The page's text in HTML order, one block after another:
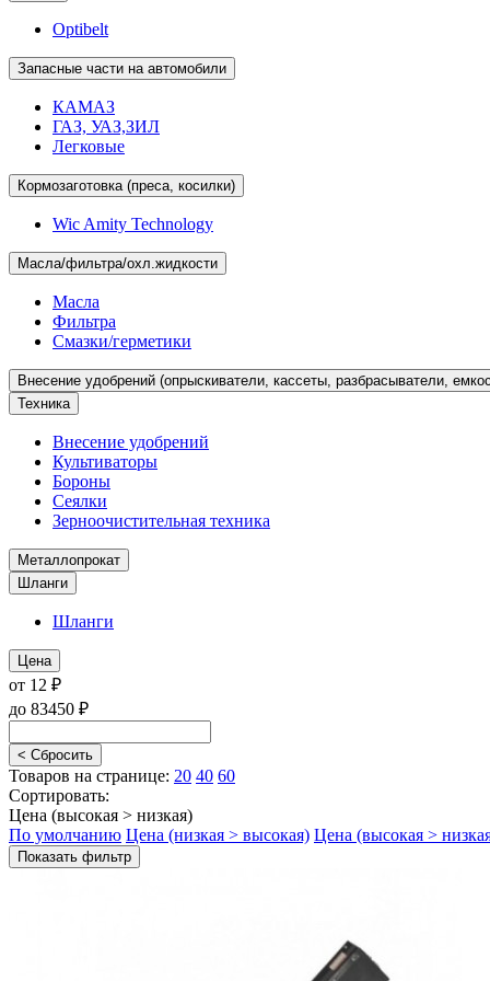
Optibelt
Запасные части на автомобили
КАМАЗ
ГАЗ, УАЗ,ЗИЛ
Легковые
Кормозаготовка (преса, косилки)
Wic Amity Technology
Масла/фильтра/охл.жидкости
Масла
Фильтра
Смазки/герметики
Внесение удобрений (опрыскиватели, кассеты, разбрасыватели,
Техника
Внесение удобрений
Культиваторы
Бороны
Сеялки
Зерноочистительная техника
Металлопрокат
Шланги
Шланги
Цена
от 12 ₽
до 83450 ₽
< Сбросить
Товаров на странице: 20 40 60
Сортировать:
Цена (высокая > низкая)
По умолчанию Цена (низкая > высокая) Цена (высокая >
Показать фильтр